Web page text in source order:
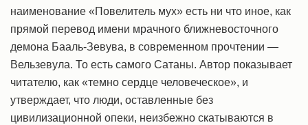
наименование «Повелитель мух» есть ни что иное, как
прямой перевод имени мрачного ближневосточного
демона Бааль-Зевува, в современном прочтении —
Вельзевула. То есть самого Сатаны. Автор показывает
читателю, как «темно сердце человеческое», и
утверждает, что люди, оставленные без
цивилизационной опеки, неизбежно скатываются в